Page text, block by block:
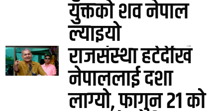
युक्तको शव नेपाल
ल्याइयो
राजसंस्था हटेदेखि
नेपाललाई दशा
लाग्यो, फागुन २१ को